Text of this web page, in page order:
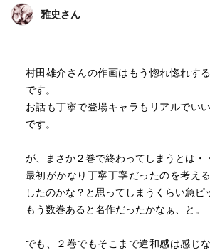
雅史さん
村田雄介さんの作画はもう惚れ惚れす
です。
お話も丁寧で登場キャラもリアルでい
です。
が、まさか２巻で終わってしまうとは・
最初がかなり丁寧丁寧だったのを考え
したのかな？と思ってしまうくらい急ピ
もう数巻あると名作だったかなぁ、と。
でも、２巻でもそこまで違和感は感じ